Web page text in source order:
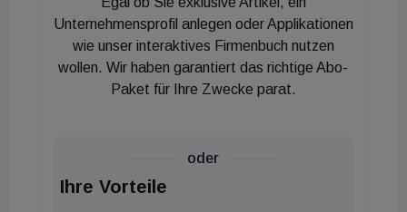
von starren Intervallen hin zu einer dynamischen
Risikobewertung.
Instandhaltung als Schlüssel zum Werterhalt
von Praxisbeispielen, welche gravierenden Folgen
Unternehmensprofil anlegen oder Applikationen
wie unser interaktives Firmenbuch nutzen
wollen. Wir haben garantiert das richtige Abo-
Paket für Ihre Zwecke parat.
oder
Ihre Vorteile